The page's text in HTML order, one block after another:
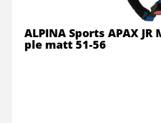
ALPINA Sports APAX JR
ple matt 51-56